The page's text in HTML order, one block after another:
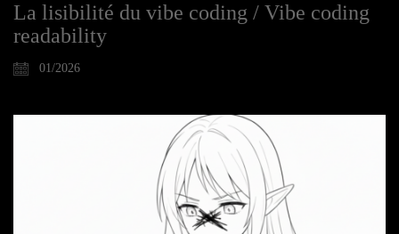
La lisibilité du vibe coding / Vibe coding
readability
01/2026